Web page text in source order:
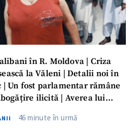
în R. Moldova | Criza
la Văleni | Detalii noi în
Un fost parlamentar rămâne
ilicită | Averea lui
46 minute în urmă